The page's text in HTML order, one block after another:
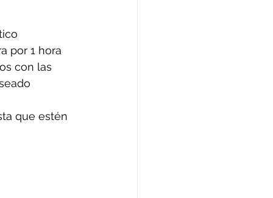
por 1 hora
con las
que estén